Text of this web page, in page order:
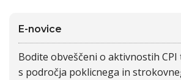
E-novice
Bodite obveščeni o aktivnostih
s področja poklicnega in